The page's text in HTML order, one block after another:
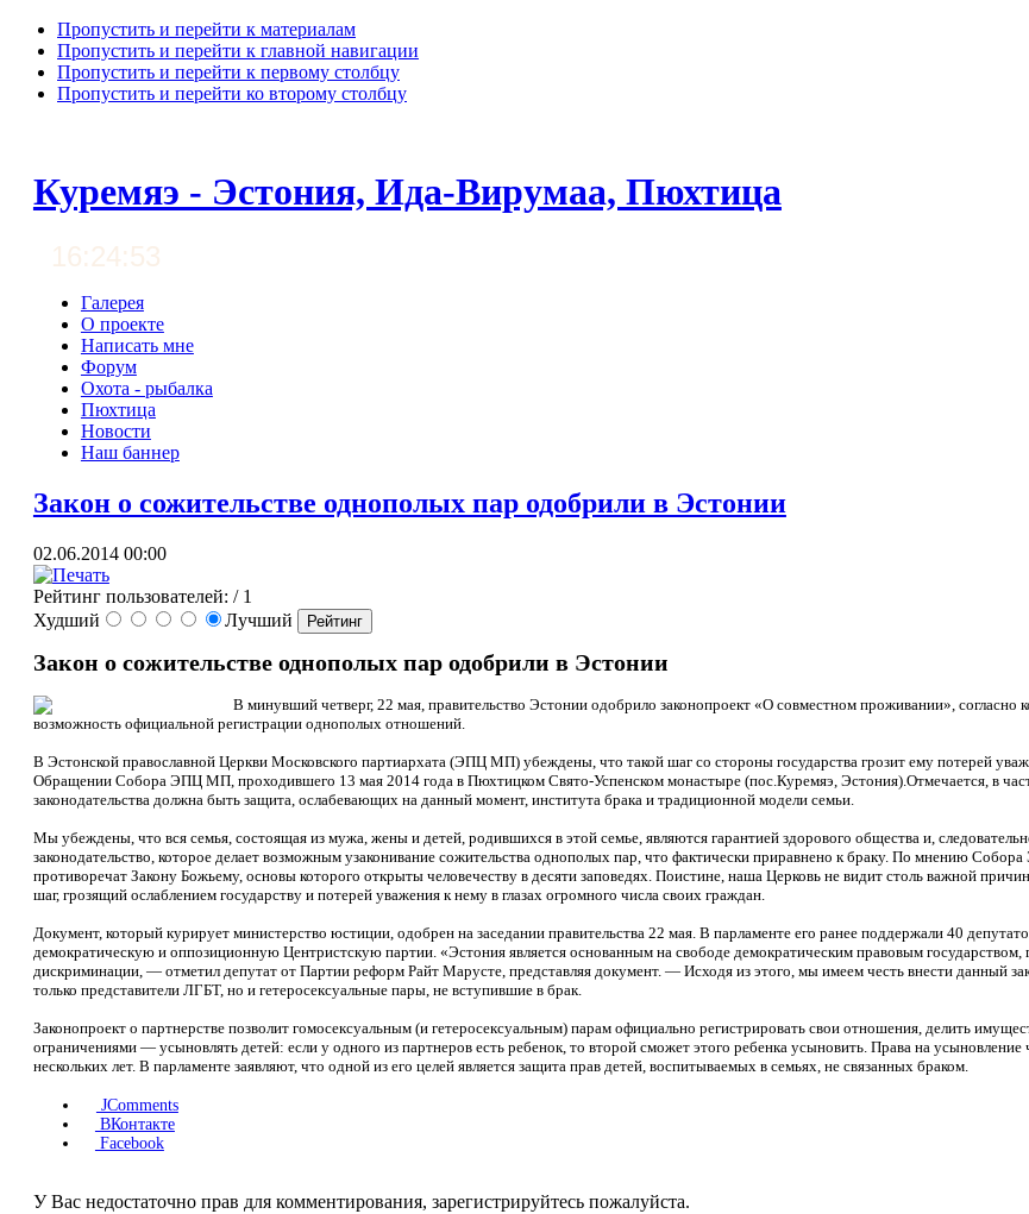
Пропустить и перейти к материалам
Пропустить и перейти к главной навигации
Пропустить и перейти к первому столбцу
Пропустить и перейти ко второму столбцу
Куремяэ - Эстония, Ида-Вирумаа, Пюхтица
16:24:54
Галерея
О проекте
Написать мне
Форум
Охота - рыбалка
Пюхтица
Новости
Наш баннер
Закон о сожительстве однополых пар одобрили в Эстонии
02.06.2014 00:00
Рейтинг пользователей: / 1
Худший
Лучший
Закон о сожительстве однополых пар одобрили в Эстонии
В минувший четверг, 22 мая, правительство Эстонии одобрило законопроект «О совместном проживании», согласно
возможность официальной регистрации однополых отношений.
В Эстонской православной Церкви Московского партиархата (ЭПЦ МП) убеждены, что такой шаг со стороны государства грозит ему потерей
Обращении Собора ЭПЦ МП, проходившего 13 мая 2014 года в Пюхтицком Свято-Успенском монастыре (пос.Куремяэ, Эстония).Отмечается, в
законодательства должна быть защита, ослабевающих на данный момент, института брака и традиционной модели семьи.
Мы убеждены, что вся семья, состоящая из мужа, жены и детей, родившихся в этой семье, являются гарантией здорового общества и,
законодательство, которое делает возможным узаконивание сожительства однополых пар, что фактически приравнено к браку. По мнению
противоречат Закону Божьему, основы которого открыты человечеству в десяти заповедях. Поистине, наша Церковь не видит столь важной
шаг, грозящий ослаблением государству и потерей уважения к нему в глазах огромного числа своих граждан.
Документ, который курирует министерство юстиции, одобрен на заседании правительства 22 мая. В парламенте его ранее поддержали 40
демократическую и оппозиционную Центристскую партии. «Эстония является основанным на свободе демократическим правовым
дискриминации, — отметил депутат от Партии реформ Райт Марусте, представляя документ. — Исходя из этого, мы имеем честь внести данный
только представители ЛГБТ, но и гетеросексуальные пары, не вступившие в брак.
Законопроект о партнерстве позволит гомосексуальным (и гетеросексуальным) парам официально регистрировать свои отношения, делить
ограничениями — усыновлять детей: если у одного из партнеров есть ребенок, то второй сможет этого ребенка усыновить. Права на
нескольких лет. В парламенте заявляют, что одной из его целей является защита прав детей, воспитываемых в семьях, не связанных браком.
JComments
ВКонтакте
Facebook
У Вас недостаточно прав для комментирования, зарегистрируйтесь пожалуйста.